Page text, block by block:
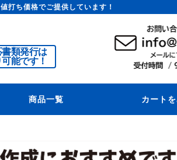
打ち価格でご提供しています！
類発行は
能です！
商品一覧 カート